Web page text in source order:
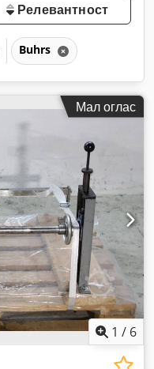
Релевантност
Buhrs
Мал оглас
1 / 6